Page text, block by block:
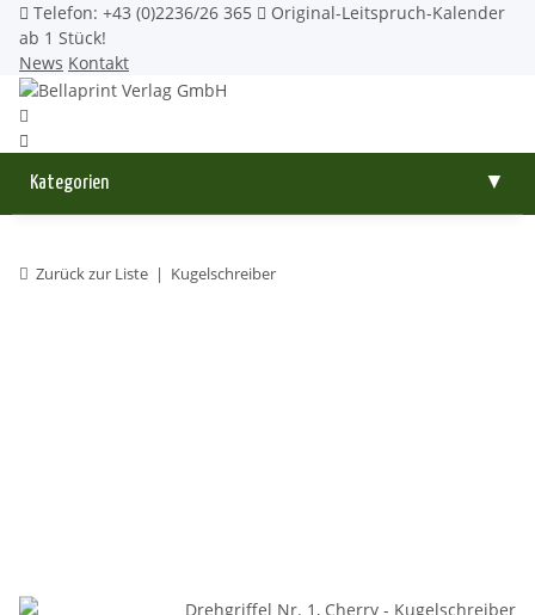
Telefon: +43 (0)2236/26 365
Original-Leitspruch-Kalender
ab 1 Stück!
News Kontakt
Kategorien ▼
Zurück zur Liste Kugelschreiber